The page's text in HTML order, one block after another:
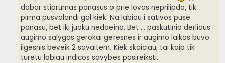
dabar stiprumas panasus o prie lovos neprilipdo, tik
pirma pusvalandi gal kiek. Na labiau i sativos puse
panasu, bet iki juoku nedaeina. Bet ... paskutinio derliaus
augimo salygos gerokai geresnes ir augimo laikas buvo
ilgesnis beveik 2 savaitem. Kiek skaiciau, tai kaip tik
turetu labiau indicos savybes pasireiksti.